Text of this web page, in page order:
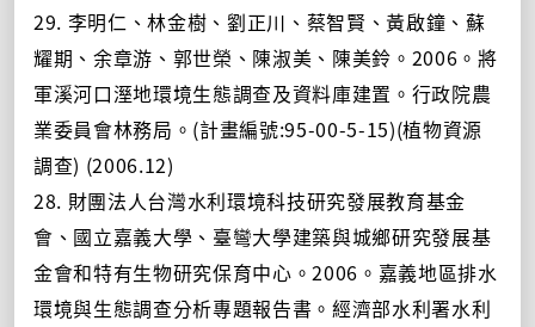
29. 李明仁、林金樹、劉正川、蔡智賢、黃啟鐘、蘇
耀期、余章游、郭世榮、陳淑美、陳美鈴。2006。將
軍溪河口溼地環境生態調查及資料庫建置。行政院農
業委員會林務局。(計畫編號:95-00-5-15)(植物資源
調查) (2006.12)
28. 財團法人台灣水利環境科技研究發展教育基金
會、國立嘉義大學、臺彎大學建築與城鄉研究發展基
金會和特有生物研究保育中心。2006。嘉義地區排水
環境與生態調查分析專題報告書。經濟部水利署水利